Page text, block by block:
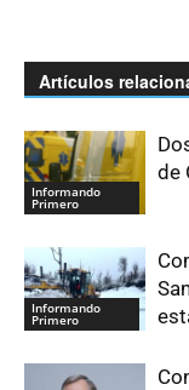
Artículos
Informando
Primero
de
Informando
Primero